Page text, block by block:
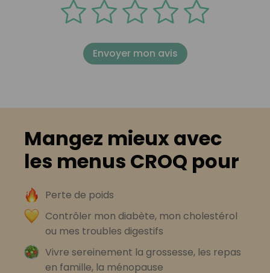
Envoyer mon avis
Mangez mieux avec
les menus CROQ pour
Perte de poids
Contrôler mon diabète, mon cholestérol
ou mes troubles digestifs
Vivre sereinement la grossesse, les repas
en famille, la ménopause